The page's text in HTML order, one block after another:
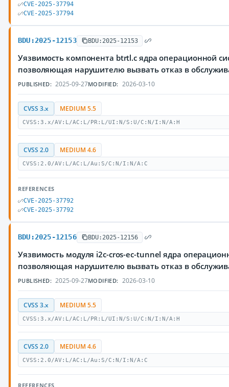
CVE-2025-37794
CVE-2025-37794
BDU:2025-12153 BDU:2025-12153
Уязвимость компонента btrtl.c ядра операционной
позволяющая нарушителю вызвать отказ в
PUBLISHED: 2025-09-27MODIFIED: 2026-03-10
CVSS 3.x MEDIUM 5.5
CVSS:3.x/AV:L/AC:L/PR:L/UI:N/S:U/C:N/I:N/A:H
CVSS 2.0 MEDIUM 4.6
CVSS:2.0/AV:L/AC:L/Au:S/C:N/I:N/A:C
REFERENCES
CVE-2025-37792
CVE-2025-37792
BDU:2025-12156 BDU:2025-12156
Уязвимость модуля i2c-cros-ec-tunnel ядра
позволяющая нарушителю вызвать отказ в
PUBLISHED: 2025-09-27MODIFIED: 2026-03-10
CVSS 3.x MEDIUM 5.5
CVSS:3.x/AV:L/AC:L/PR:L/UI:N/S:U/C:N/I:N/A:H
CVSS 2.0 MEDIUM 4.6
CVSS:2.0/AV:L/AC:L/Au:S/C:N/I:N/A:C
REFERENCES